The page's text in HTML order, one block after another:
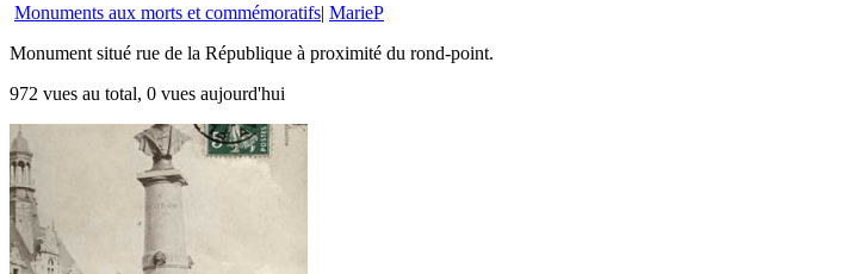
Monuments aux morts et commémoratifs| MarieP
Monument situé rue de la République à proximité du rond-point.
972 vues au total, 0 vues aujourd'hui